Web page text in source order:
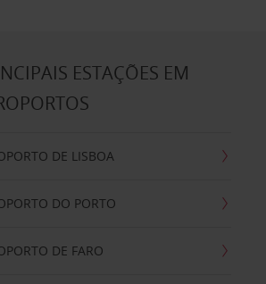
ESTAÇÕES EM
DE LISBOA
DO PORTO
DE FARO